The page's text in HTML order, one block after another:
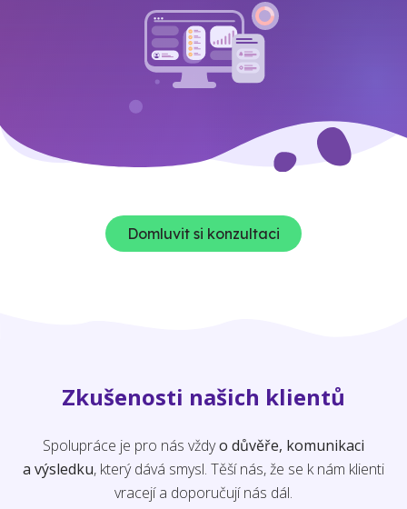
Domluvit si konzultaci
Zkušenosti našich klientů
Spolupráce je pro nás vždyo důvěře, komunikaci
a výsledku, který dává smysl. Těší nás, že se k nám klienti
vracejí a doporučují nás dál.